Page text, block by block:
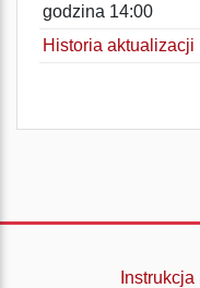
godzina 14:00
Historia aktualizacji
Instrukcja